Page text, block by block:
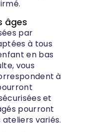
âges
par
à tous
en bas
vous
à
et
pourront
variés.